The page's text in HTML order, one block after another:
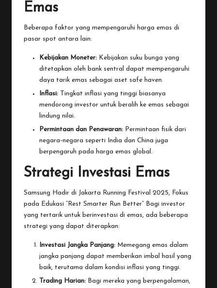
Emas
Beberapa faktor yang mempengaruhi harga emas di
pasar spot antara lain:
Kebijakan Moneter: Kebijakan suku bunga yang
ditetapkan oleh bank sentral dapat mempengaruhi
daya tarik emas sebagai aset safe haven.
Inflasi: Tingkat inflasi yang tinggi biasanya
mendorong investor untuk beralih ke emas sebagai
lindung nilai.
Permintaan dan Penawaran: Permintaan fisik dari
negara-negara seperti India dan China juga
berpengaruh pada harga emas global.
Strategi Investasi Emas
Samsung Hadir di Jakarta Running Festival 2025, Fokus
pada Edukasi “Rest Smarter Run Better” Bagi investor
yang tertarik untuk berinvestasi di emas, ada beberapa
strategi yang dapat diterapkan:
Investasi Jangka Panjang: Memegang emas dalam
jangka panjang dapat memberikan imbal hasil yang
baik, terutama dalam kondisi inflasi yang tinggi.
Trading Harian: Bagi mereka yang berpengalaman,